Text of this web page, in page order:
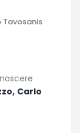
Tavosanis
Carlo